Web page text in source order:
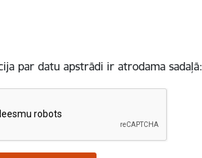
par datu apstrādi ir atrodama sadaļā: